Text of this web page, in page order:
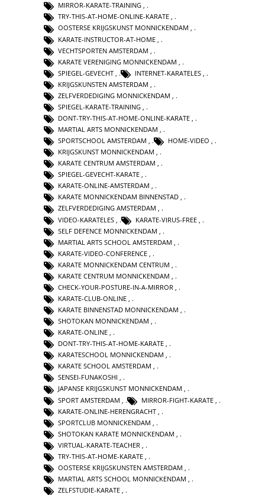
MIRROR-KARATE-TRAINING ,
TRY-THIS-AT-HOME-ONLINE-KARATE ,
OOSTERSE KRIJGSKUNST MONNICKENDAM ,
KARATE-INSTRUCTOR-AT-HOME
VECHTSPORTEN AMSTERDAM
KARATE VERENIGING MONNICKENDAM
SPIEGEL-GEVECHT
INTERNET-KARATELES
KRIJGSKUNSTEN AMSTERDAM
ZELFVERDEDIGING MONNICKENDAM
SPIEGEL-KARATE-TRAINING
DONT-TRY-THIS-AT-HOME-ONLINE-KARATE
MARTIAL ARTS MONNICKENDAM ,
SPORTSCHOOL AMSTERDAM , HOME-VIDEO ,
KRIJGSKUNST MONNICKENDAM ,
KARATE CENTRUM AMSTERDAM ,
SPIEGEL-GEVECHT-KARATE ,
KARATE-ONLINE-AMSTERDAM ,
KARATE MONNICKENDAM BINNENSTAD ,
ZELFVERDEDIGING AMSTERDAM ,
VIDEO-KARATELES
KARATE-VIRUS-FREE
SELF DEFENCE MONNICKENDAM
MARTIAL ARTS SCHOOL AMSTERDAM
KARATE-VIDEO-CONFERENCE
KARATE MONNICKENDAM CENTRUM
KARATE CENTRUM MONNICKENDAM
CHECK-YOUR-POSTURE-IN-A-MIRROR
KARATE-CLUB-ONLINE
KARATE BINNENSTAD MONNICKENDAM ,
SHOTOKAN MONNICKENDAM ,
KARATE-ONLINE ,
DONT-TRY-THIS-AT-HOME-KARATE ,
KARATESCHOOL MONNICKENDAM ,
KARATE SCHOOL AMSTERDAM ,
SENSEI-FUNAKOSHI ,
JAPANSE KRIJGSKUNST MONNICKENDAM ,
SPORT AMSTERDAM
MIRROR-FIGHT-KARATE
KARATE-ONLINE-HERENGRACHT
SPORTCLUB MONNICKENDAM
SHOTOKAN KARATE MONNICKENDAM
VIRTUAL-KARATE-TEACHER
TRY-THIS-AT-HOME-KARATE
OOSTERSE KRIJGSKUNSTEN AMSTERDAM
MARTIAL ARTS SCHOOL MONNICKENDAM
ZELFSTUDIE-KARATE ,